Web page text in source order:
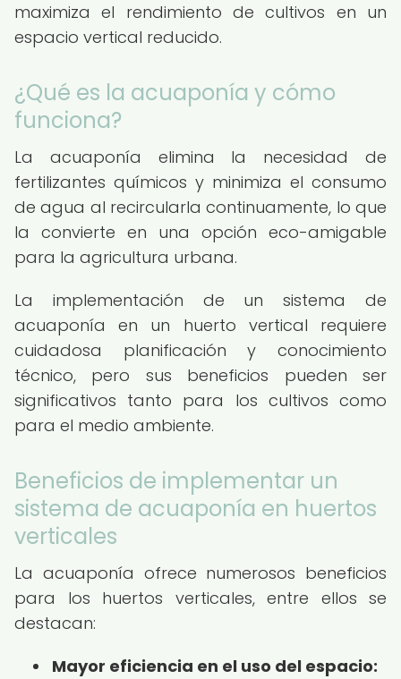
maximiza el rendimiento de cultivos en un
espacio vertical reducido.
¿Qué es la acuaponía y cómo
funciona?
La acuaponía elimina la necesidad de
fertilizantes químicos y minimiza el consumo
de agua al recircularla continuamente, lo que
la convierte en una opción eco-amigable
para la agricultura urbana.
La implementación de un sistema de
acuaponía en un huerto vertical requiere
cuidadosa planificación y conocimiento
técnico, pero sus beneficios pueden ser
significativos tanto para los cultivos como
para el medio ambiente.
Beneficios de implementar un
sistema de acuaponía en huertos
verticales
La acuaponía ofrece numerosos beneficios
para los huertos verticales, entre ellos se
destacan:
Mayor eficiencia en el uso del espacio: